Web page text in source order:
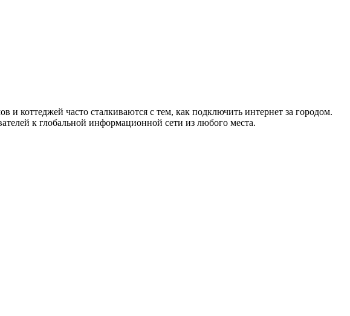
и коттеджей часто сталкиваются с тем, как подключить интернет за городом.
к глобальной информационной сети из любого места.